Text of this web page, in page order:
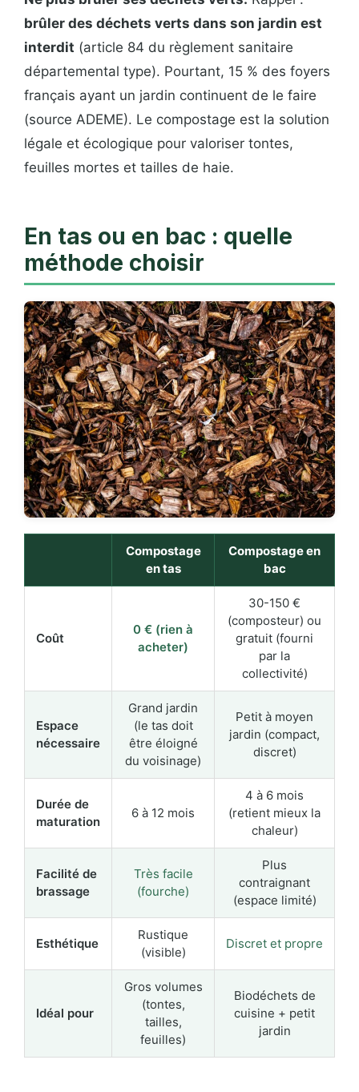
brûler des déchets verts dans son jardin est
interdit (article 84 du règlement sanitaire
départemental type). Pourtant, 15 % des foyers
français ayant un jardin continuent de le faire
(source ADEME). Le compostage est la solution
légale et écologique pour valoriser tontes,
feuilles mortes et tailles de haie.
En tas ou en bac : quelle
méthode choisir
Compostage
en tas
Compostage en
bac
Coût
0 € (rien à
acheter)
30-150 €
(composteur) ou
gratuit (fourni
par la
collectivité)
Espace
nécessaire
Grand jardin
(le tas doit
être éloigné
du voisinage)
Petit à moyen
jardin (compact,
discret)
Durée de
maturation
6 à 12 mois
4 à 6 mois
(retient mieux la
chaleur)
Facilité de
brassage
Très facile
(fourche)
Plus
contraignant
(espace limité)
Esthétique
Rustique
(visible)
Discret et propre
Idéal pour
Gros volumes
(tontes,
tailles,
feuilles)
Biodéchets de
cuisine + petit
jardin